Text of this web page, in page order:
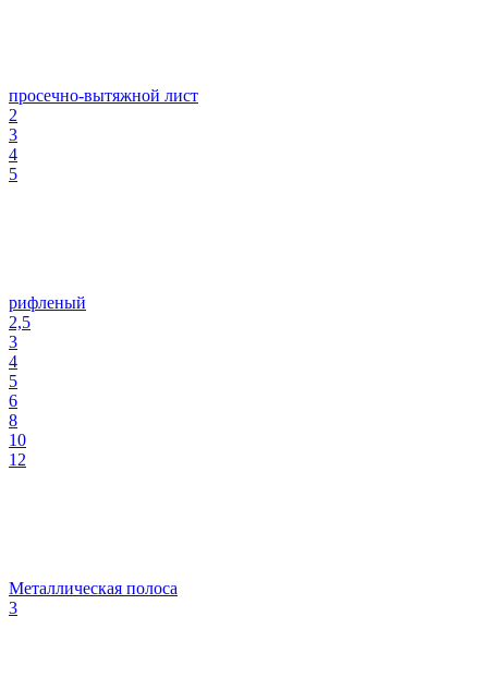
просечно-вытяжной лист
2
3
4
5
рифленый
2,5
3
4
5
6
8
10
12
Металлическая полоса
3